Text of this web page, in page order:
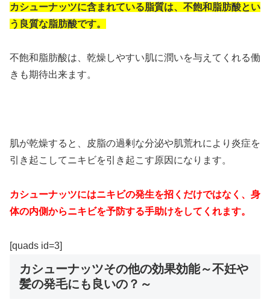
カシューナッツに含まれている脂質は、不飽和脂肪酸とい
う良質な脂肪酸です。
不飽和脂肪酸は、乾燥しやすい肌に潤いを与えてくれる働
きも期待出来ます。
肌が乾燥すると、皮脂の過剰な分泌や肌荒れにより炎症を
引き起こしてニキビを引き起こす原因になります。
カシューナッツにはニキビの発生を招くだけではなく、身
体の内側からニキビを予防する手助けをしてくれます。
[quads id=3]
カシューナッツその他の効果効能～不妊や
髪の発毛にも良いの？～